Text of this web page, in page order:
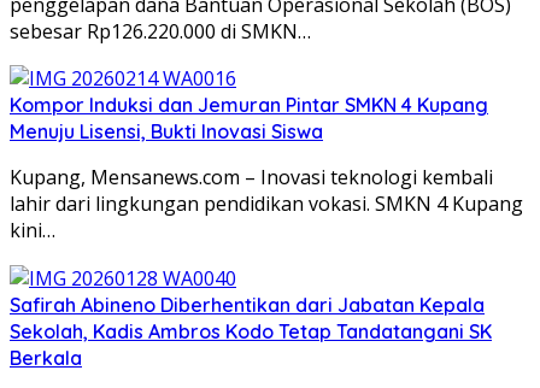
sebesar Rp126.220.000 di SMKN…
Kompor Induksi dan Jemuran Pintar SMKN 4 Kupang
Menuju Lisensi, Bukti Inovasi Siswa
Kupang, Mensanews.com – Inovasi teknologi kembali
lahir dari lingkungan pendidikan vokasi. SMKN 4 Kupang
kini…
Safirah Abineno Diberhentikan dari Jabatan Kepala
Sekolah, Kadis Ambros Kodo Tetap Tandatangani SK
Berkala